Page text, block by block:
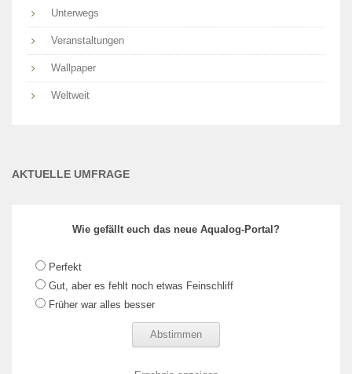
Unterwegs
Veranstaltungen
Wallpaper
Weltweit
AKTUELLE UMFRAGE
Wie gefällt euch das neue Aqualog-Portal?
Perfekt
Gut, aber es fehlt noch etwas Feinschliff
Früher war alles besser